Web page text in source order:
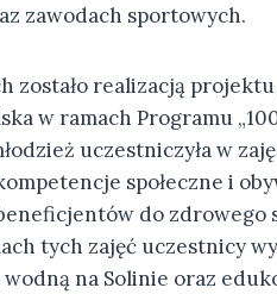
zawodach sportowych.
zostało realizacją projektu
w ramach Programu
uczestniczyła w
społeczne i
do
tych zajęć uczestnicy
na Solinie oraz